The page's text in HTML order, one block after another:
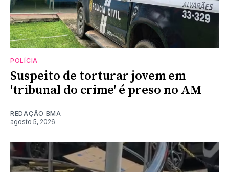
POLÍCIA
Suspeito de torturar jovem em
'tribunal do crime' é preso no AM
REDAÇÃO BMA
agosto 5, 2026